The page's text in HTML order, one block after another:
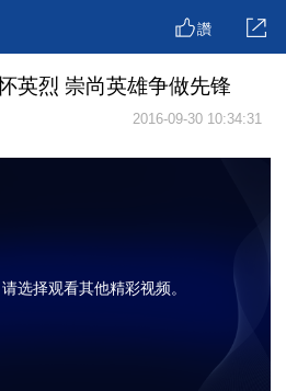
讚
英烈 崇尚英雄争做先锋
2016-09-30 10:34:31
选择观看其他精彩视频。